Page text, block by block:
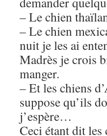
– Le chien
– Le chien
nuit je les ai
Madrès je crois
manger.
– Et les chiens
suppose qu’ils
j’espère…
Ceci étant dit